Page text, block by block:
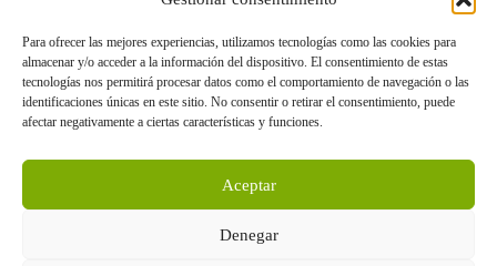
Para ofrecer las mejores experiencias, utilizamos tecnologías como las cookies para
almacenar y/o acceder a la información del dispositivo. El consentimiento de estas
tecnologías nos permitirá procesar datos como el comportamiento de navegación o las
identificaciones únicas en este sitio. No consentir o retirar el consentimiento, puede
afectar negativamente a ciertas características y funciones.
Aceptar
Denegar
Teléfono:
655 034 455
Correo electrónico:
www.gorkavillanueva.com © Arquitectos 2026 - Todos los